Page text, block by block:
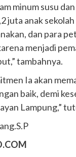
minum susu
juta anak
dan para
menjadi
tambahnya.
Ia akan
baik, demi
Lampung,”